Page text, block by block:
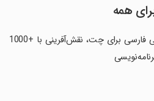
همه
‏‏‏‏‏‏‏هوشیفای | دستیار هوش مصنوعی فارسی برای چت، نقش‌آفرینی با +1000